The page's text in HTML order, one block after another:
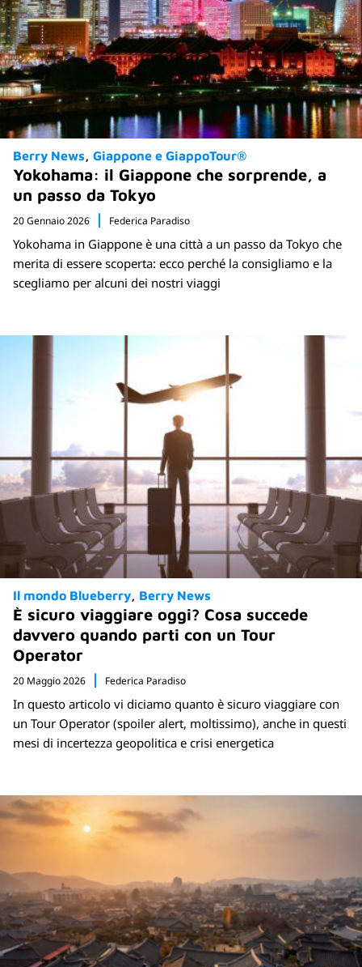
Berry News Giappone e GiappoTour®
Yokohama: il Giappone che sorprende, a
un passo da Tokyo
20 Gennaio 2026 Federica Paradiso
Yokohama in Giappone è una città a un passo da Tokyo che
merita di essere scoperta: ecco perché la consigliamo e la
scegliamo per alcuni dei nostri viaggi
Il mondo Blueberry Berry News
È sicuro viaggiare oggi? Cosa succede
davvero quando parti con un Tour
Operator
20 Maggio 2026 Federica Paradiso
In questo articolo vi diciamo quanto è sicuro viaggiare con
un Tour Operator (spoiler alert, moltissimo), anche in questi
mesi di incertezza geopolitica e crisi energetica